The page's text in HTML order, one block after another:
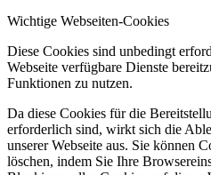
Wichtige Webseiten-Cookies
Diese Cookies sind unbedingt
Webseite verfügbare Dienste
Funktionen zu nutzen.
Da diese Cookies für die
erforderlich sind, wirkt sich die
unserer Webseite aus. Sie können
löschen, indem Sie Ihre